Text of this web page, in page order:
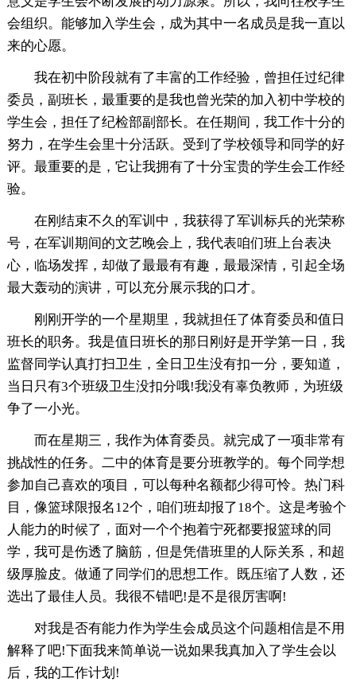
会组织。能够加入学生会，成为其中一名成员是我一直以
来的心愿。
我在初中阶段就有了丰富的工作经验，曾担任过纪律
委员，副班长，最重要的是我也曾光荣的加入初中学校的
学生会，担任了纪检部副部长。在任期间，我工作十分的
努力，在学生会里十分活跃。受到了学校领导和同学的好
评。最重要的是，它让我拥有了十分宝贵的学生会工作经
验。
在刚结束不久的军训中，我获得了军训标兵的光荣称
号，在军训期间的文艺晚会上，我代表咱们班上台表决
心，临场发挥，却做了最最有有趣，最最深情，引起全场
最大轰动的演讲，可以充分展示我的口才。
刚刚开学的一个星期里，我就担任了体育委员和值日
班长的职务。我是值日班长的那日刚好是开学第一日，我
监督同学认真打扫卫生，全日卫生没有扣一分，要知道，
当日只有3个班级卫生没扣分哦!我没有辜负教师，为班级
争了一小光。
而在星期三，我作为体育委员。就完成了一项非常有
挑战性的任务。二中的体育是要分班教学的。每个同学想
参加自己喜欢的项目，可以每种名额都少得可怜。热门科
目，像篮球限报名12个，咱们班却报了18个。这是考验个
人能力的时候了，面对一个个抱着宁死都要报篮球的同
学，我可是伤透了脑筋，但是凭借班里的人际关系，和超
级厚脸皮。做通了同学们的思想工作。既压缩了人数，还
选出了最佳人员。我很不错吧!是不是很厉害啊!
对我是否有能力作为学生会成员这个问题相信是不用
解释了吧!下面我来简单说一说如果我真加入了学生会以
后，我的工作计划!